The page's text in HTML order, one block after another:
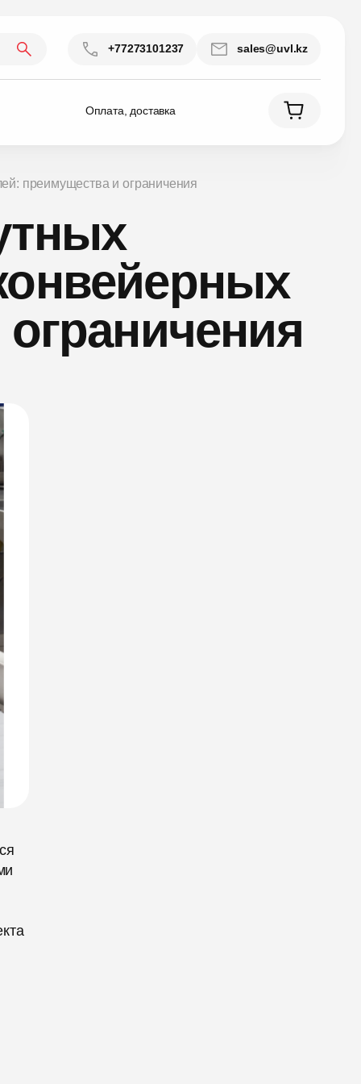
+77273101237 sales@uvl.kz
Оплата, доставка
преимущества и ограничения